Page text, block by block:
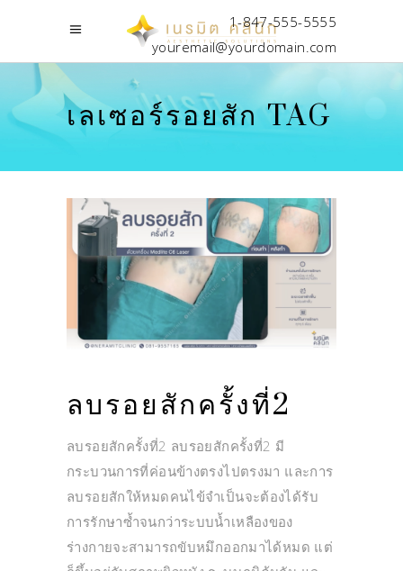
1-847-555-5555
youremail@yourdomain.com
เลเซอร์รอยสัก TAG
ลบรอยสักครั้งที่2
ลบรอยสักครั้งที่2 ลบรอยสักครั้งที่2 มี
กระบวนการที่ค่อนข้างตรงไปตรงมา และการ
ลบรอยสักให้หมดคนไข้จำเป็นจะต้องได้รับ
การรักษาซ้ำจนกว่าระบบน้ำเหลืองของ
ร่างกายจะสามารถขับหมึกออกมาได้หมด แต่